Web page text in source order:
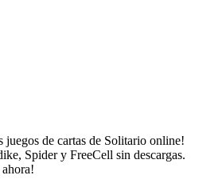
juegos de cartas de Solitario online!
Spider y FreeCell sin descargas.
ahora!